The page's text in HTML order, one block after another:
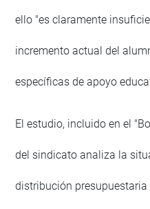
ello "es claramente
incremento actual del
específicas de apoyo
El estudio, incluido en el
del sindicato analiza la
distribución